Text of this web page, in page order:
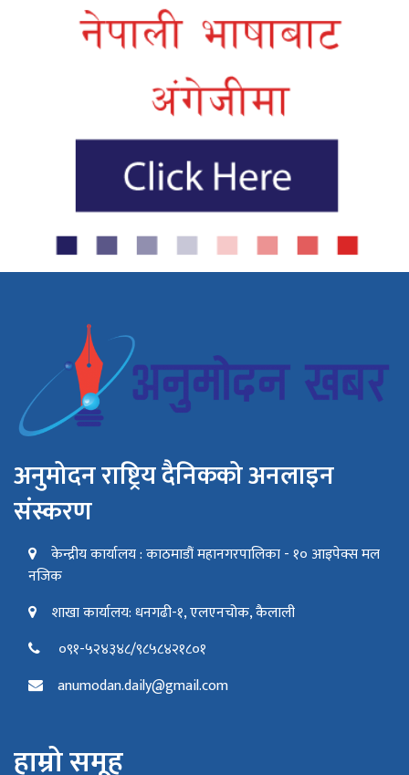
अनुमोदन राष्ट्रिय दैनिकको अनलाइन
संस्करण
केन्द्रीय कार्यालय : काठमाडौं महानगरपालिका - १० आइपेक्स मल
नजिक
शाखा कार्यालय: धनगढी-१, एलएनचोक, कैलाली
०९१-५२४३४८/९८५८४२१८०१
anumodan.daily@gmail.com
हाम्रो समूह